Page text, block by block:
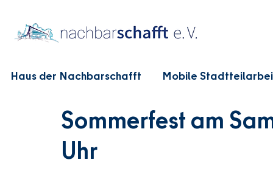
Haus der Nachbarschafft Mobile
Sommerfest am
Uhr